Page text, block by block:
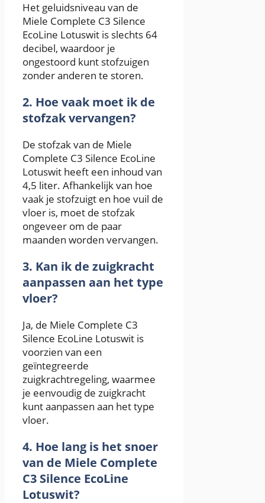
Het geluidsniveau van de
Miele Complete C3 Silence
EcoLine Lotuswit is slechts 64
decibel, waardoor je
ongestoord kunt stofzuigen
zonder anderen te storen.
2. Hoe vaak moet ik de
stofzak vervangen?
De stofzak van de Miele
Complete C3 Silence EcoLine
Lotuswit heeft een inhoud van
4,5 liter. Afhankelijk van hoe
vaak je stofzuigt en hoe vuil de
vloer is, moet de stofzak
ongeveer om de paar
maanden worden vervangen.
3. Kan ik de zuigkracht
aanpassen aan het type
vloer?
Ja, de Miele Complete C3
Silence EcoLine Lotuswit is
voorzien van een
geïntegreerde
zuigkrachtregeling, waarmee
je eenvoudig de zuigkracht
kunt aanpassen aan het type
vloer.
4. Hoe lang is het snoer
van de Miele Complete
C3 Silence EcoLine
Lotuswit?